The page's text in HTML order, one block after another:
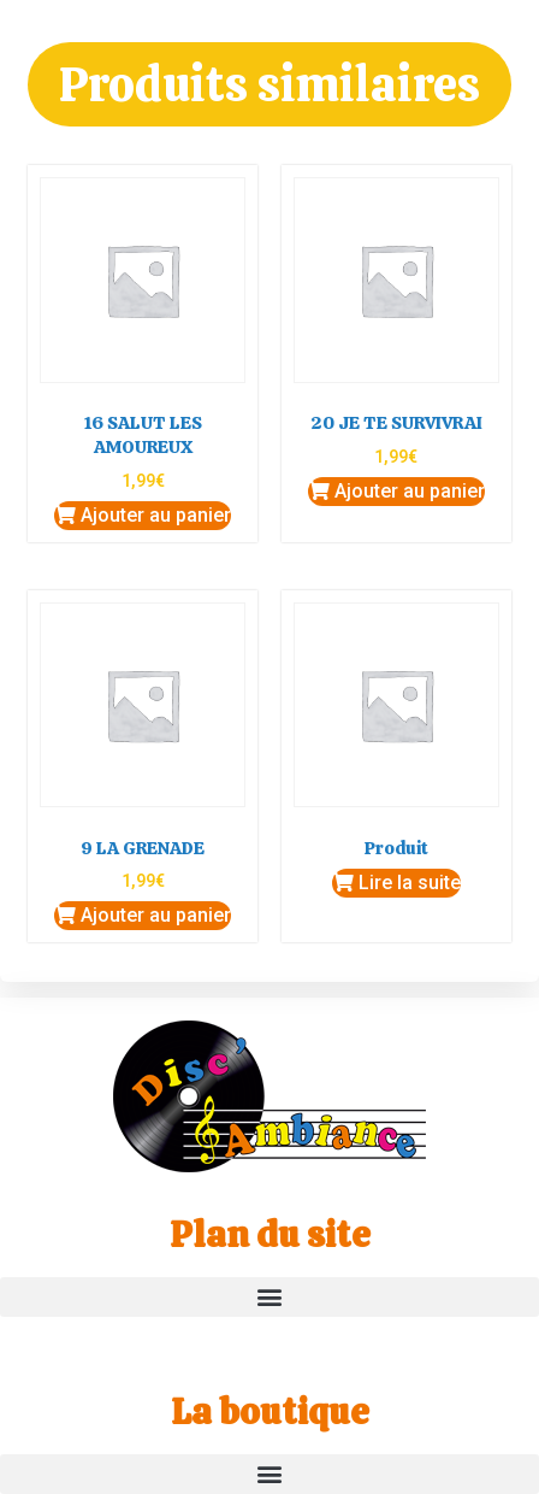
Produits similaires
16 SALUT LES
AMOUREUX
1,99€
Ajouter au panier
20 JE TE SURVIVRAI
1,99€
Ajouter au panier
9 LA GRENADE
1,99€
Ajouter au panier
Produit
Lire la suite
Plan du site
La boutique